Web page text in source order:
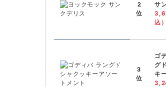
2
位
サ
込）
3
位
ゴ
グ
キ